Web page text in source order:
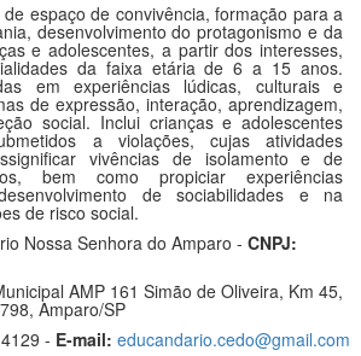
de espaço de convivência, formação para a
desenvolvimento do protagonismo e da
e adolescentes, a partir dos interesses,
da faixa etária de 6 a 15 anos.
em experiências lúdicas, culturais e
de expressão, interação, aprendizagem,
social. Inclui crianças e adolescentes
a violações, cujas atividades
vivências de isolamento e de
bem como propiciar experiências
de sociabilidades e na
de risco social.
Nossa Senhora do Amparo - CNPJ:
AMP 161 Simão de Oliveira, Km 45,
Amparo/SP
- E-mail: educandario.cedo@gmail.com